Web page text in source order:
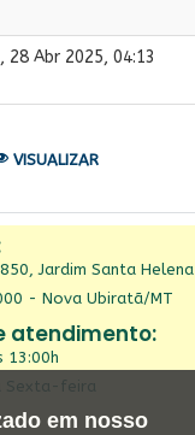
em nosso
28 Abr 2025, 04:13
VISUALIZAR
Jardim Santa Helena
- Nova Ubiratã/MT
atendimento:
13:00h
Sexta-feira